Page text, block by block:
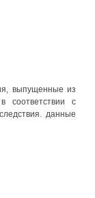
выпущенные из
соответствии с
данные